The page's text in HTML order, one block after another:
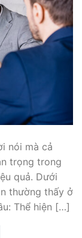
nói mà cả
trọng trong
quả. Dưới
thường thấy ở
Thể hiện […]